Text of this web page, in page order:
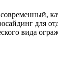
для
вида